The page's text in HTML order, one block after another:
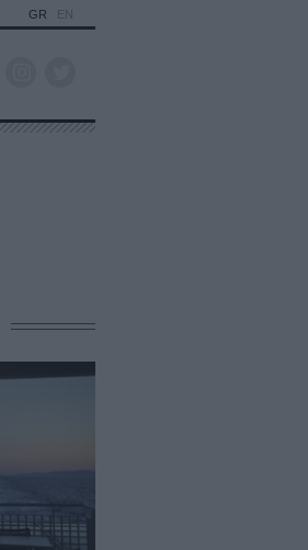
GR EN